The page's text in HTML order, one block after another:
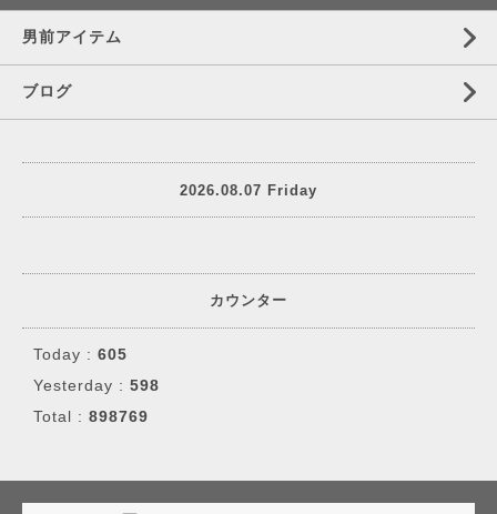
男前アイテム
ブログ
2026.08.07 Friday
カウンター
Today : 605
Yesterday : 598
Total : 898769